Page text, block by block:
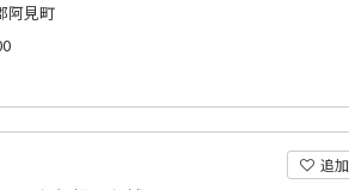
阿見町
追加